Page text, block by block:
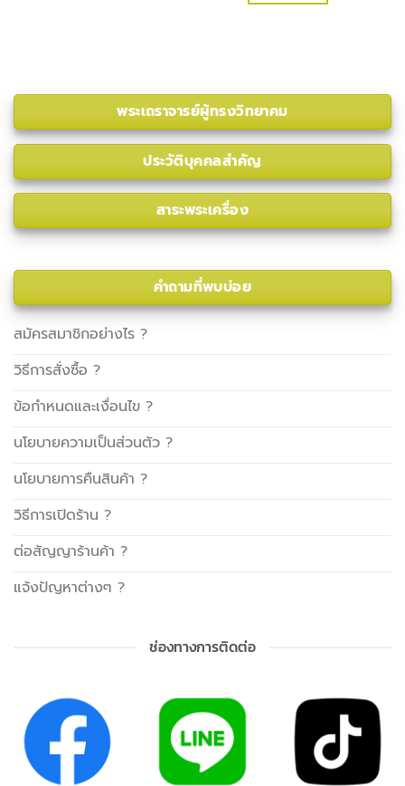
พระเถราจารย์ผู้ทรงวิทยาคม
ประวัติบุคคลสําคัญ
สาระพระเครื่อง
คำถามที่พบบ่อย
สมัครสมาชิกอย่างไร ?
วิธีการสั่งซื้อ ?
ข้อกำหนดและเงื่อนไข ?
นโยบายความเป็นส่วนตัว ?
นโยบายการคืนสินค้า ?
วิธีการเปิดร้าน ?
ต่อสัญญาร้านค้า ?
แจ้งปัญหาต่างๆ ?
ช่องทางการติดต่อ